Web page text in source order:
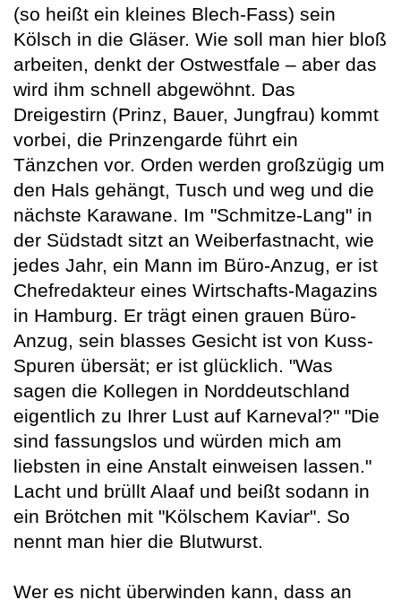
(so heißt ein kleines Blech-Fass) sein
Kölsch in die Gläser. Wie soll man hier bloß
arbeiten, denkt der Ostwestfale – aber das
wird ihm schnell abgewöhnt. Das
Dreigestirn (Prinz, Bauer, Jungfrau) kommt
vorbei, die Prinzengarde führt ein
Tänzchen vor. Orden werden großzügig um
den Hals gehängt, Tusch und weg und die
nächste Karawane. Im "Schmitze-Lang" in
der Südstadt sitzt an Weiberfastnacht, wie
jedes Jahr, ein Mann im Büro-Anzug, er ist
Chefredakteur eines Wirtschafts-Magazins
in Hamburg. Er trägt einen grauen Büro-
Anzug, sein blasses Gesicht ist von Kuss-
Spuren übersät; er ist glücklich. "Was
sagen die Kollegen in Norddeutschland
eigentlich zu Ihrer Lust auf Karneval?" "Die
sind fassungslos und würden mich am
liebsten in eine Anstalt einweisen lassen."
Lacht und brüllt Alaaf und beißt sodann in
ein Brötchen mit "Kölschem Kaviar". So
nennt man hier die Blutwurst.
Wer es nicht überwinden kann, dass an